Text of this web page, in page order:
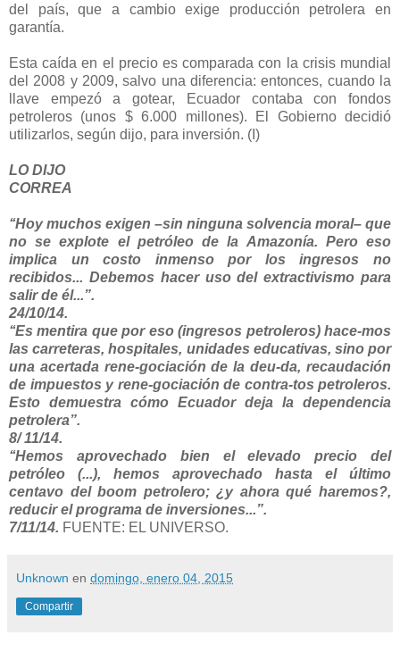
del país, que a cambio exige producción petrolera en
garantía.
Esta caída en el precio es comparada con la crisis mundial
del 2008 y 2009, salvo una diferencia: entonces, cuando la
llave empezó a gotear, Ecuador contaba con fondos
petroleros (unos $ 6.000 millones). El Gobierno decidió
utilizarlos, según dijo, para inversión. (I)
LO DIJO
CORREA
‘‘Hoy muchos exigen –sin ninguna solvencia moral– que
no se explote el petróleo de la Amazonía. Pero eso
implica un costo inmenso por los ingresos no
recibidos... Debemos hacer uso del extractivismo para
salir de él...”.
24/10/14.
‘‘Es mentira que por eso (ingresos petroleros) hace-mos
las carreteras, hospitales, unidades educativas, sino por
una acertada rene-gociación de la deu-da, recaudación
de impuestos y rene-gociación de contra-tos petroleros.
Esto demuestra cómo Ecuador deja la dependencia
petrolera”.
8/ 11/14.
‘‘Hemos aprovechado bien el elevado precio del
petróleo (...), hemos aprovechado hasta el último
centavo del boom petrolero; ¿y ahora qué haremos?,
reducir el programa de inversiones...”.
7/11/14. FUENTE: EL UNIVERSO.
Unknown en domingo, enero 04, 2015
Compartir